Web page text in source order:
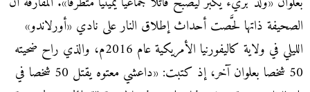
الصحيفة ذاتها لحَّصت أحداث إطلاق النار على نادي «أورلاندو»
الليلي في ولاية كاليفورنيا الأمريكية عام 2016م، والذي راح ضحيته
50 شخصا بعلوان آخر، إذ كتبت: «داعشي معتوه يقتل 50 شخصا في